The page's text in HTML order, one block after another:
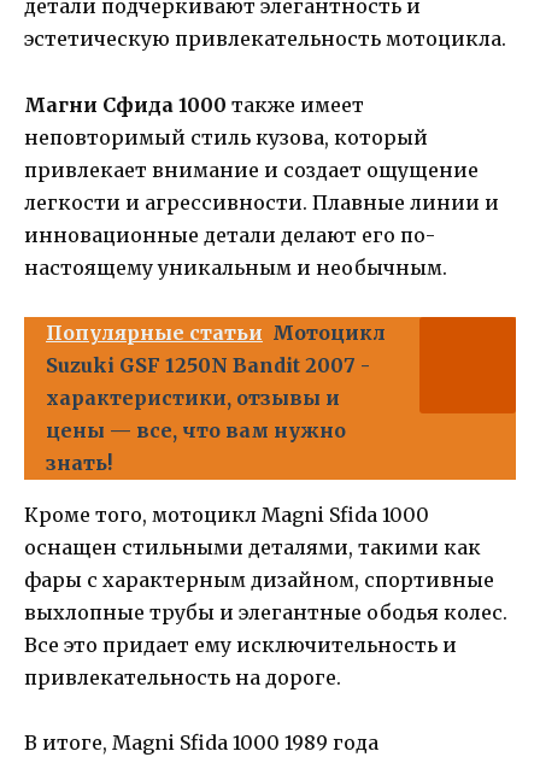
детали подчеркивают элегантность и
эстетическую привлекательность мотоцикла.
Магни Сфида 1000 также имеет
неповторимый стиль кузова, который
привлекает внимание и создает ощущение
легкости и агрессивности. Плавные линии и
инновационные детали делают его по-
настоящему уникальным и необычным.
Популярные статьи Мотоцикл
Suzuki GSF 1250N Bandit 2007 -
характеристики, отзывы и
цены — все, что вам нужно
знать!
Кроме того, мотоцикл Magni Sfida 1000
оснащен стильными деталями, такими как
фары с характерным дизайном, спортивные
выхлопные трубы и элегантные ободья колес.
Все это придает ему исключительность и
привлекательность на дороге.
В итоге, Magni Sfida 1000 1989 года